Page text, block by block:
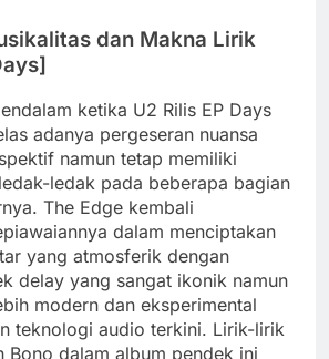
dan Makna Lirik
ketika U2 Rilis EP Days
adanya pergeseran nuansa
namun tetap memiliki
ledak pada beberapa bagian
The Edge kembali
dalam menciptakan
yang atmosferik dengan
delay yang sangat ikonik namun
modern dan eksperimental
teknologi audio terkini. Lirik-lirik
Bono dalam album pendek ini